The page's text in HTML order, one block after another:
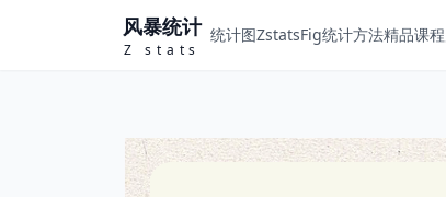
风暴统计
Z stats
统计图ZstatsFig统计方法精品课程